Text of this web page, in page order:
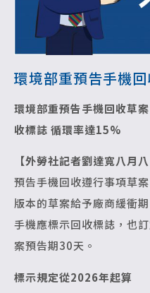
環境部重預告手機
環境部重預告手機回收草
收標誌 循環率達15%
【外勞社記者劉達寬八月
預告手機回收遵行事項草
版本的草案給予廠商緩衝
手機應標示回收標誌，也
案預告期30天。
標示規定從2026年起算